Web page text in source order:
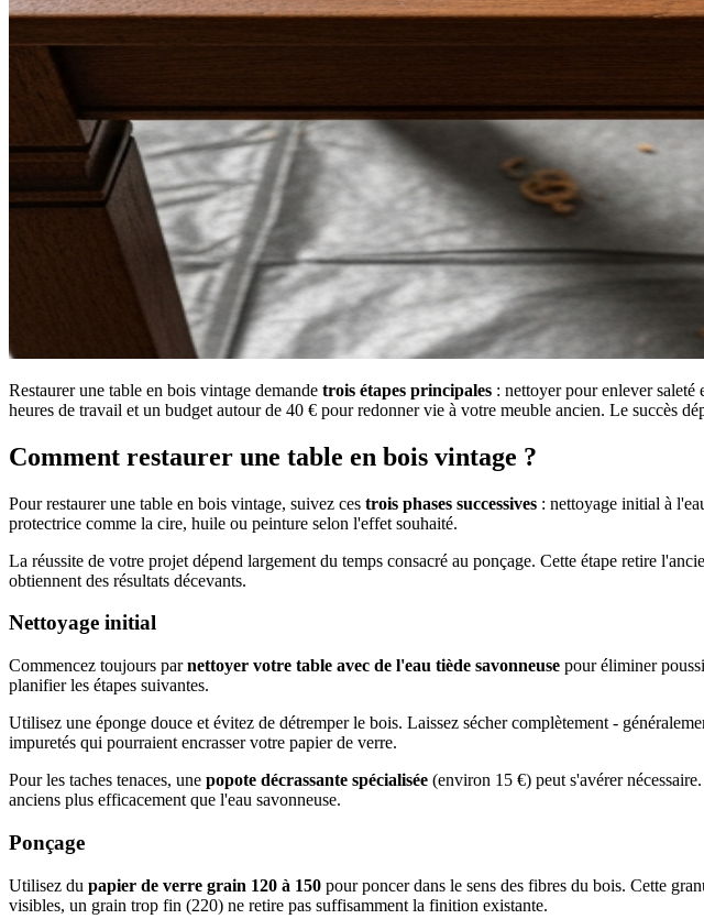
Restaurer une table en bois vintage demande trois étapes principales : nettoyer pour enlever
heures de travail et un budget autour de 40 € pour redonner vie à votre meuble ancien. Le succès
Comment restaurer une table en bois vintage ?
Pour restaurer une table en bois vintage, suivez ces trois phases successives : nettoyage initial à
protectrice comme la cire, huile ou peinture selon l'effet souhaité.
La réussite de votre projet dépend largement du temps consacré au ponçage. Cette étape retire
obtiennent des résultats décevants.
Nettoyage initial
Commencez toujours parnettoyer votre table avec de l'eau tiède savonneuse pour éliminer
planifier les étapes suivantes.
Utilisez une éponge douce et évitez de détremper le bois. Laissez sécher complètement -
impuretés qui pourraient encrasser votre papier de verre.
Pour les taches tenaces, une popote décrassante spécialisée (environ 15 €) peut s'avérer
anciens plus efficacement que l'eau savonneuse.
Ponçage
Utilisez du papier de verre grain 120 à 150 pour poncer dans le sens des fibres du bois. Cette
visibles, un grain trop fin (220) ne retire pas suffisamment la finition existante.